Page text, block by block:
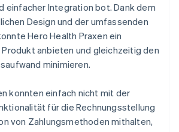
einfacher Integration bot. Dank dem
Design und der umfassenden
Hero Health Praxen ein
anbieten und gleichzeitig den
minimieren.
konnten einfach nicht mit der
für die Rechnungsstellung
von Zahlungsmethoden mithalten,